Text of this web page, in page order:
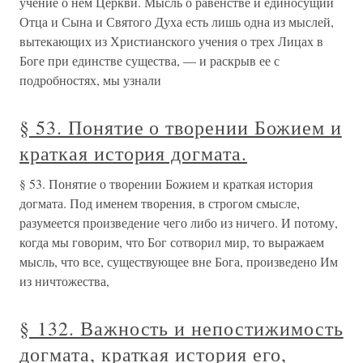
Отца и Сына и Святого Духа есть лишь одна из мыслей,
вытекающих из Христианского учения о трех Лицах в
Боге при единстве существа, — и рас­крыв ее с
подробностях, мы узнали
§ 53. Понятие о творении Божием и
краткая история догмата.
§ 53. Понятие о творении Божием и краткая история
догмата. Под именем творения, в строгом смысле,
разумеется про­изведение чего либо из ничего. И потому,
когда мы говорим, что Бог сотворил мир, то выражаем
мысль, что все, суще­ствующее вне Бога, произведено Им
из ничтожества,
§ 132. Важность и непостижимость
догмата, краткая история его,